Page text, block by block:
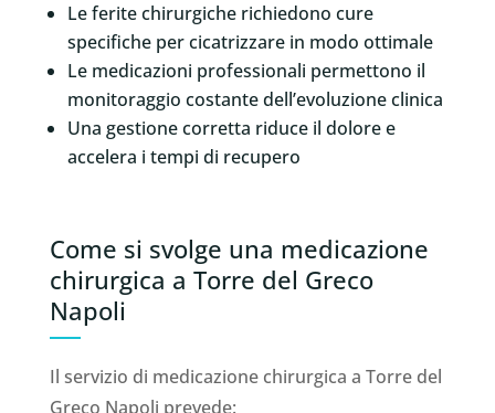
Le ferite chirurgiche richiedono cure
specifiche per cicatrizzare in modo ottimale
Le medicazioni professionali permettono il
monitoraggio costante dell’evoluzione clinica
Una gestione corretta riduce il dolore e
accelera i tempi di recupero
Come si svolge una medicazione
chirurgica a Torre del Greco
Napoli
Il servizio di medicazione chirurgica a Torre del
Greco Napoli prevede: